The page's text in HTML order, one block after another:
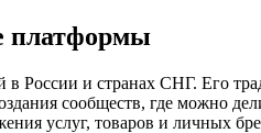
платформы
России и странах СНГ. Его
сообществ, где можно
услуг, товаров и личных